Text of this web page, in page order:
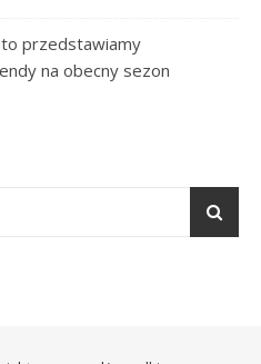
przedstawiamy
na obecny sezon